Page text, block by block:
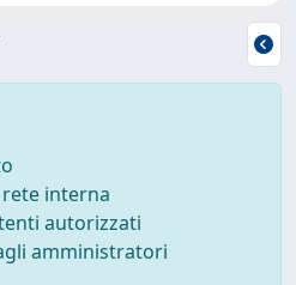
interna
autorizzati
amministratori